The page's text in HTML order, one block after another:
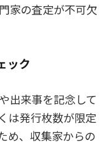
家の査定が不可欠
ック
出来事を記念して
は発行枚数が限定
め、収集家からの